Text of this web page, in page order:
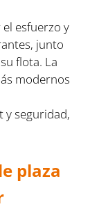
esfuerzo y
junto
flota. La
modernos
y seguridad,
plaza